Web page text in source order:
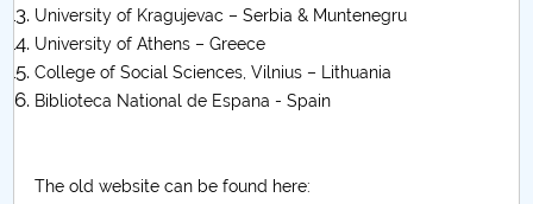
University of Kragujevac – Serbia & Muntenegru
University of Athens – Greece
College of Social Sciences, Vilnius – Lithuania
Biblioteca National de Espana - Spain
The old website can be found here: